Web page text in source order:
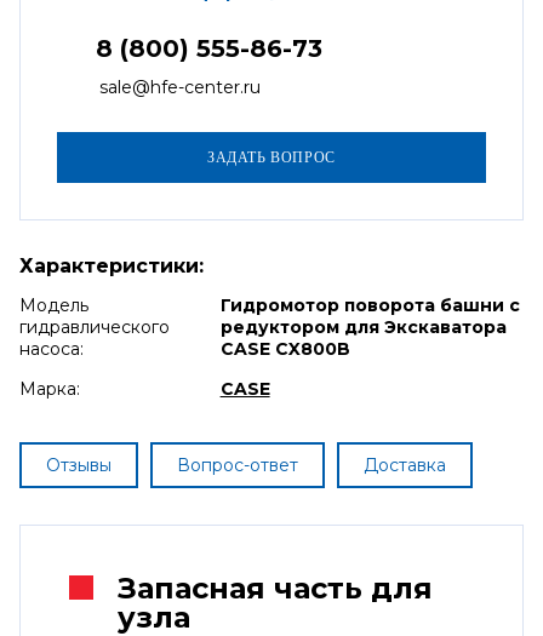
8 (800) 555-86-73
sale@hfe-center.ru
Характеристики:
Модель
гидравлического
насоса:
Гидромотор поворота башни с
редуктором для Экскаватора
CASE CX800B
Марка:
CASE
Отзывы Вопрос-ответ Доставка
Запасная часть для
узла